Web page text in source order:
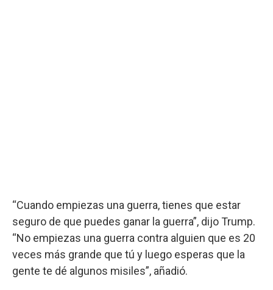
“Cuando empiezas una guerra, tienes que estar
seguro de que puedes ganar la guerra”, dijo Trump.
“No empiezas una guerra contra alguien que es 20
veces más grande que tú y luego esperas que la
gente te dé algunos misiles”, añadió.